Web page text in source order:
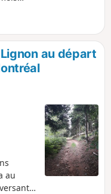
au départ
au